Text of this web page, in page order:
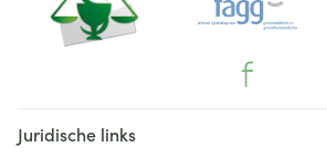
Juridische links